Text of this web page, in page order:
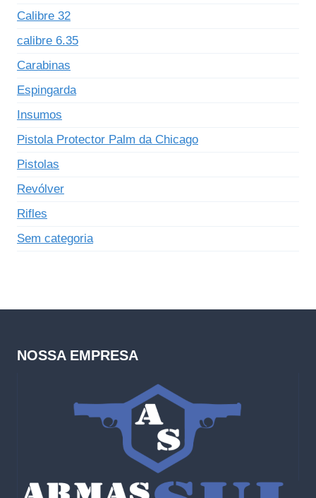
Calibre 32
calibre 6.35
Carabinas
Espingarda
Insumos
Pistola Protector Palm da Chicago
Pistolas
Revólver
Rifles
Sem categoria
NOSSA EMPRESA